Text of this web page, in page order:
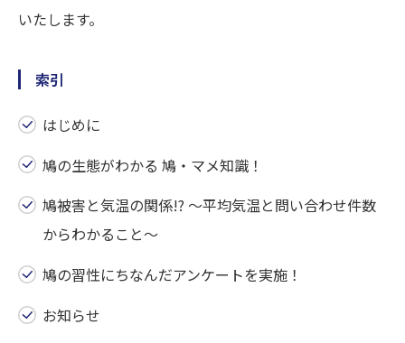
いたします。
索引
はじめに
鳩の生態がわかる 鳩・マメ知識！
鳩被害と気温の関係!? ～平均気温と問い合わせ件数
からわかること～
鳩の習性にちなんだアンケートを実施！
お知らせ